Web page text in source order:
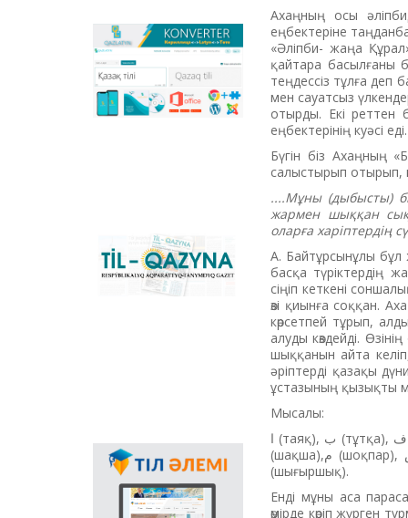
Qazlatyn.kz –
мәтіндерді кирилден
латынға және төте
жазуға онлайн түрде
сәйкестендіретін
бағдарламасының
Windows-қа арналған
offline-нұсқасын, MS
Office пакетіне
«Til-Qazyna»
республикалық
ақпараттық-танымдық
Мемлекеттік тілдің
қолданыс аясының
кеңеюінде ғаламтор
арқылы тілді
Ахаңның осы
еңбектеріне
«Әліпби- жаңа
қайтара басылғаны
теңдессіз тұлға
мен сауатсыз
отырды. Екі реттен
еңбектерінің куәсі еді.
Бүгін біз Ахаңның
салыстырып отырып,
....Мұны (дыбысты)
жармен шыққан
оларға харіптердің
А. Байтұрсынұлы бұл
басқа түріктердің
сіңіп кеткені
өзі қиынға соққан.
көрсетпей тұрып,
алуды көздейді.
шыққанын айта
әріптерді қазақы
ұстазының қызықты
Мысалы:
ا (таяқ), ب (тұтқа), ف (ілгекті тұтқа),ل(қармақ), ن (шеңбер),ق (ілгекті шеңбер), د (тұяқ), ر(шана бас), و
(шақша),م (шоқпар), س (ирек), ح (құстұмсық), ع(таға), ء (ашық ауыз), ى (шәйнек мойын),ک(ожау), ە
(шығыршық).
Енді мұны аса
өмірде көріп жүрген